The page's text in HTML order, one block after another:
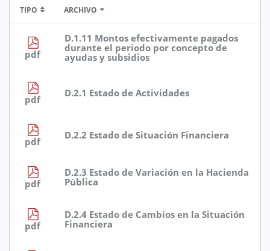
TIPO ARCHIVO
pdf
D.1.11 Montos efectivamente pagados
durante el periodo por concepto de
ayudas y subsidios
pdf
D.2.1 Estado de Actividades
pdf
D.2.2 Estado de Situación Financiera
pdf
D.2.3 Estado de Variación en la Hacienda
Pública
pdf
D.2.4 Estado de Cambios en la Situación
Financiera